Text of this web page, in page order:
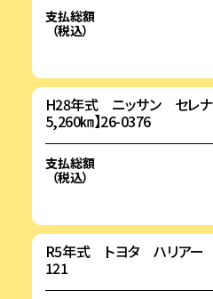
支払総額
（税込）
H28年式 ニッサン セレ
5,260㎞】26-0376
支払総額
（税込）
R5年式 トヨタ ハリア
121